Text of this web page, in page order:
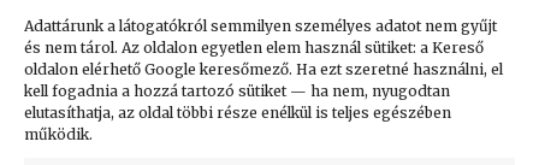
Adattárunk a látogatókról semmilyen személyes adatot nem gyűjt
és nem tárol. Az oldalon egyetlen elem használ sütiket: a Kereső
oldalon elérhető Google keresőmező. Ha ezt szeretné használni, el
kell fogadnia a hozzá tartozó sütiket — ha nem, nyugodtan
elutasíthatja, az oldal többi része enélkül is teljes egészében
működik.
Background
#190775
Timeline_name
Arcképek